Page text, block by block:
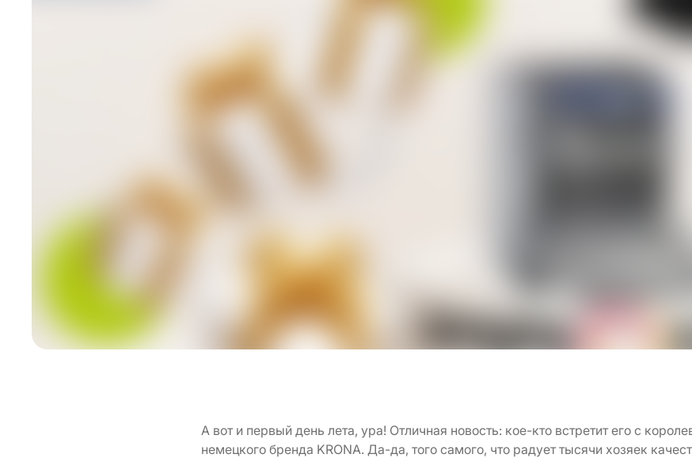
А вот и первый день лета, ура! Отличная новость: кое-кто встретит его с
немецкого бренда KRONA. Да-да, того самого, что радует тысячи хозяек